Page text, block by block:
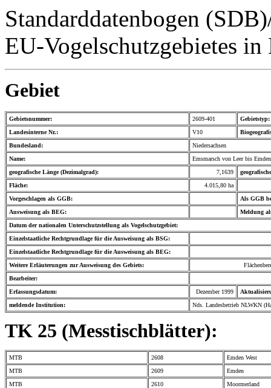
Standarddatenbogen
EU-Vogelschutzgebietes in
Gebiet
Gebietsnummer: 2609-401
Gebietstyp:
Landesinterne Nr.:
V10
Bundesland:
Niedersachsen
Name:
Emsmarsch von Leer bis Emden
geografische Länge (Dezimalgrad):
7,1639
Fläche:
4.015,80 ha
Vorgeschlagen als GGB:
Als GGB
Ausweisung als BEG:
Meldung
Datum der nationalen Unterschutzstellung als Vogelschutzgebiet:
Einzelstaatliche Rechtgrundlage für die Ausweisung als BSG:
Einzelstaatliche Rechtgrundlage für die Ausweisung als BEG:
Weitere Erläuterungen zur Ausweisung des Gebiets:
Bearbeiter:
Erfassungsdatum:
Dezember 1999
meldende Institution:
Nds. Landesbetrieb NLWKN
TK 25 (Messtischblätter):
MTB 2608
Emden West
MTB
2609
Emden
MTB
2610
Moormerland